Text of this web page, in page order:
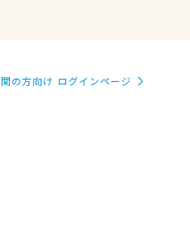
の方向け ログインページ